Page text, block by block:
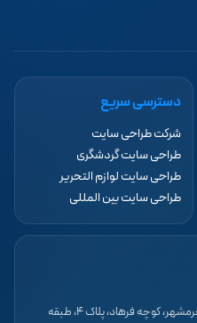
دسترسی سریع
شرکت طراحی سایت
طراحی سایت گردشگری
طراحی سایت لوازم التحریر
طراحی سایت بین المللی
تهران، سهروردی شمالی، خیابان خرمشهر، کوچه فرهاد، پلاک ۴، طبقه